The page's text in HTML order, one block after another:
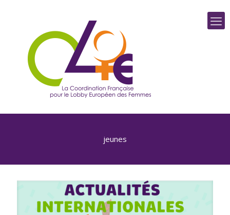
jeunes